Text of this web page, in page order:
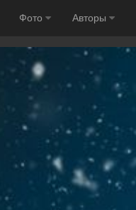
Фото Авторы